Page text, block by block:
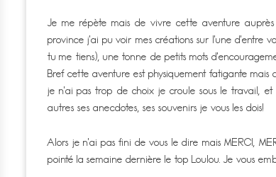
Je me répète mais de vivre cette aventure
province j’ai pu voir mes créations sur l’une
tu me tiens), une tonne de petits mots
Bref cette aventure est physiquement fatigante
je n’ai pas trop de choix je croule sous le travail,
autres ses anecdotes, ses souvenirs je vous les dois!
Alors je n’ai pas fini de vous le dire mais MERCI,
pointé la semaine dernière le top Loulou. Je vous